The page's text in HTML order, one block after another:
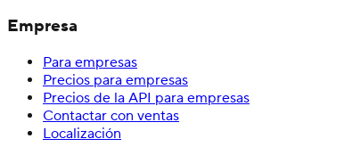
Empresa
Para empresas
Precios para empresas
Precios de la API para empresas
Contactar con ventas
Localización